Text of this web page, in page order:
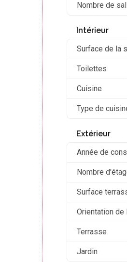
Nombre de
Intérieur
Surface de la
Toilettes
Cuisine
Type de
Extérieur
Année de
Nombre
Surface
Orientation de
Terrasse
Jardin